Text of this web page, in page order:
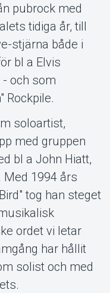
pubrock med
tidiga år, till
stjärna både i
bl a Elvis
och som
Rockpile.
soloartist,
med gruppen
bl a John Hiatt,
Med 1994 års
tog han steget
ordet vi letar
har hållit
solist och med